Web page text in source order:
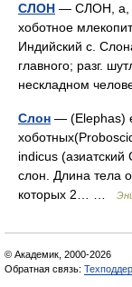
СЛОН — СЛОН, а,
хоботное
Индийский с.
главного; разг.
нескладном
Слон — (Elephas)
indicus
слон. Длина тела
которых 2… …
© Академик, 2000-2026
Обратная связь: